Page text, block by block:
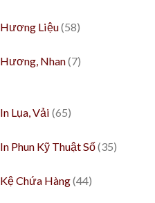
Hương Liệu(58)
Hương, Nhan(7)
In Lụa, Vải (65)
In Phun Kỹ Thuật Số(35)
Kệ Chứa Hàng(44)